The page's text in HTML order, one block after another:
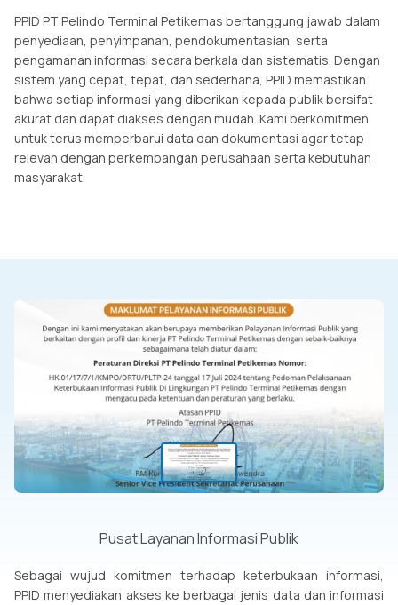
PPID PT Pelindo Terminal Petikemas bertanggung jawab dalam
penyediaan, penyimpanan, pendokumentasian, serta
pengamanan informasi secara berkala dan sistematis. Dengan
sistem yang cepat, tepat, dan sederhana, PPID memastikan
bahwa setiap informasi yang diberikan kepada publik bersifat
akurat dan dapat diakses dengan mudah. Kami berkomitmen
untuk terus memperbarui data dan dokumentasi agar tetap
relevan dengan perkembangan perusahaan serta kebutuhan
masyarakat.
Pusat Layanan Informasi Publik
Sebagai wujud komitmen terhadap keterbukaan informasi,
PPID menyediakan akses ke berbagai jenis data dan informasi